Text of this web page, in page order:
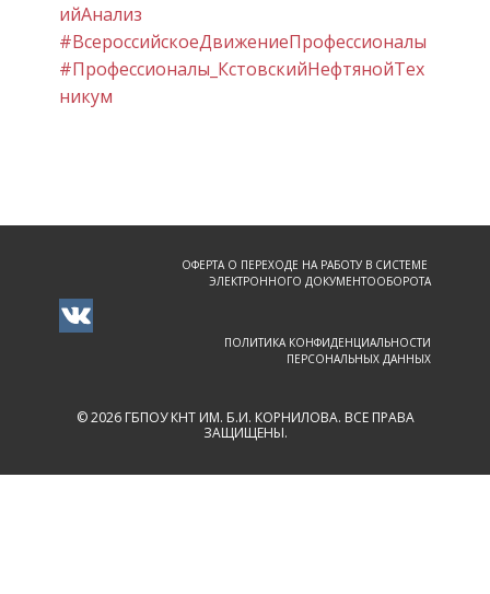
ийАнализ
#ВсероссийскоеДвижениеПрофессионалы
#Профессионалы_КстовскийНефтянойТех
никум
ОФЕРТА О ПЕРЕХОДЕ НА РАБОТУ В СИСТЕМЕ
ЭЛЕКТРОННОГО ДОКУМЕНТООБОРОТА
ПОЛИТИКА КОНФИДЕНЦИАЛЬНОСТИ
ПЕРСОНАЛЬНЫХ ДАННЫХ
© 2026 ГБПОУ КНТ ИМ. Б.И. КОРНИЛОВА. ВСЕ ПРАВА
ЗАЩИЩЕНЫ.